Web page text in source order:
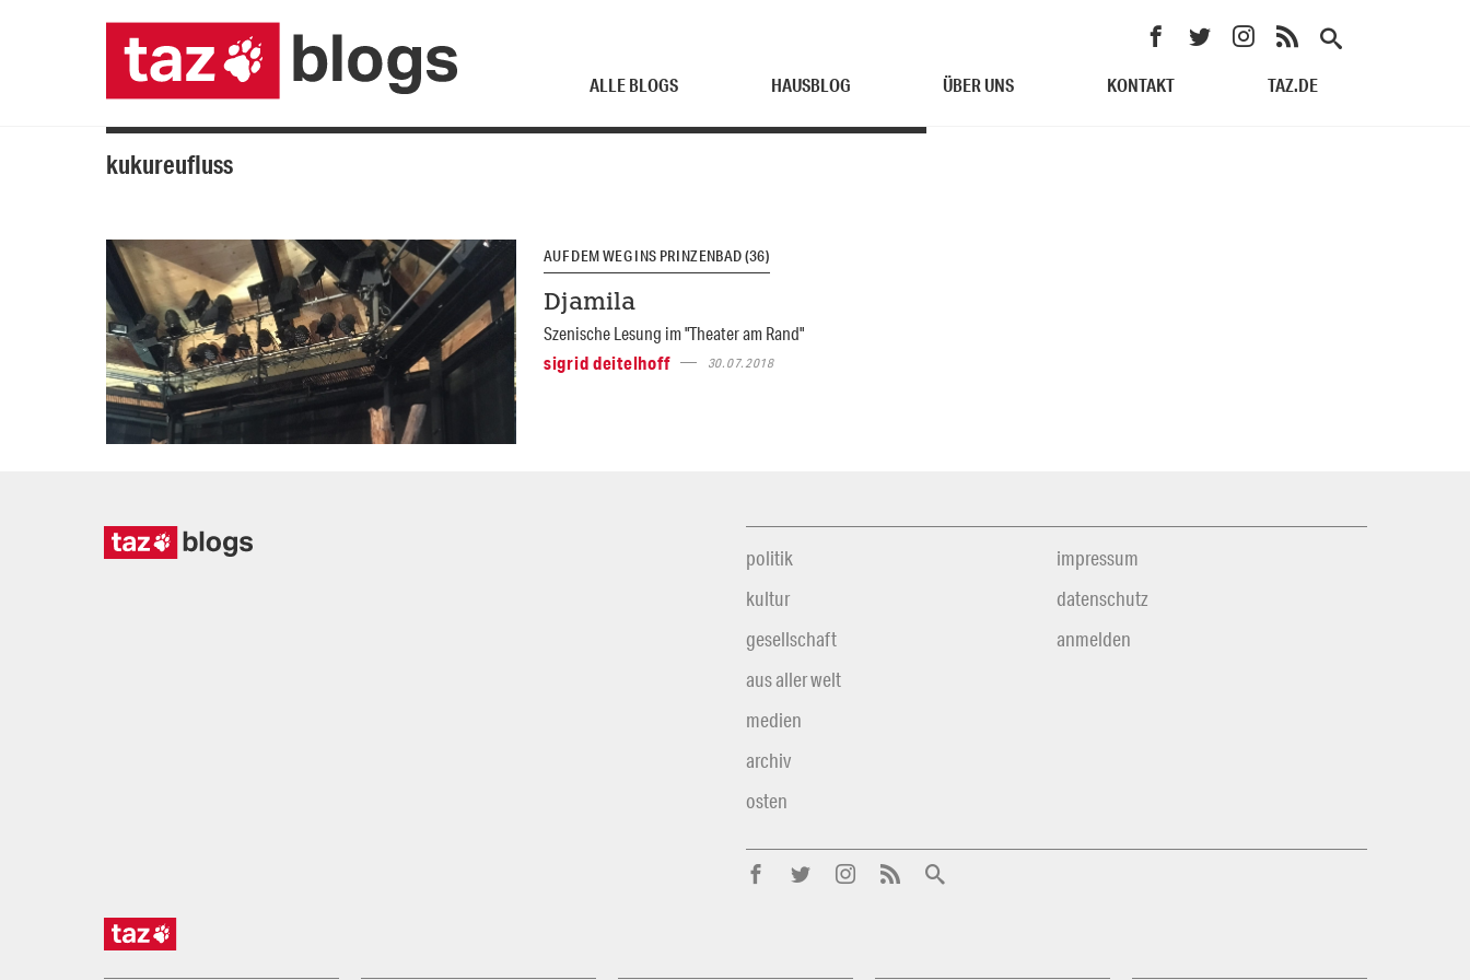
ALLE BLOGS HAUSBLOG ÜBER UNS KONTAKT TAZ.DE
kukureufluss
AUF DEM WEG INS PRINZENBAD (36)
Djamila
Szenische Lesung im "Theater am Rand"
sigrid deitelhoff
30.07.2018
politik
kultur
gesellschaft
aus aller welt
medien
archiv
osten
impressum
datenschutz
anmelden